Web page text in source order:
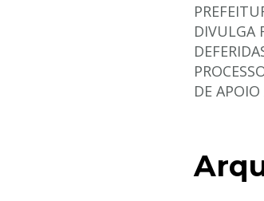
DIVULGA
DE